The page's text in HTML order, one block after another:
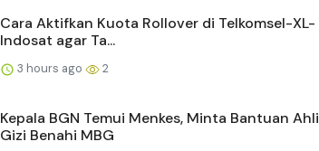
Cara Aktifkan Kuota Rollover di Telkomsel-XL-
Indosat agar Ta...
3 hours ago 2
Kepala BGN Temui Menkes, Minta Bantuan Ahli
Gizi Benahi MBG